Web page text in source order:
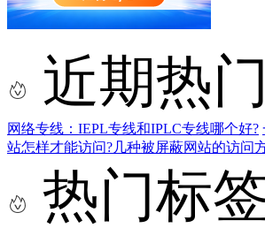
近期热
网络专线：IEPL专线和IPLC专线哪个好?
站怎样才能访问?几种被屏蔽网站的访问
热门标